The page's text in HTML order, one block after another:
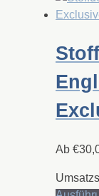
Ab €